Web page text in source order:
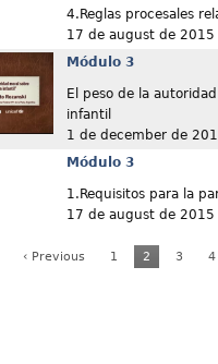
4.Reglas procesales
17 de august de 2015
Módulo 3
El peso de la
infantil
1 de december de
Módulo 3
1.Requisitos para la
17 de august de 2015
‹ Previous 1 2 3 4